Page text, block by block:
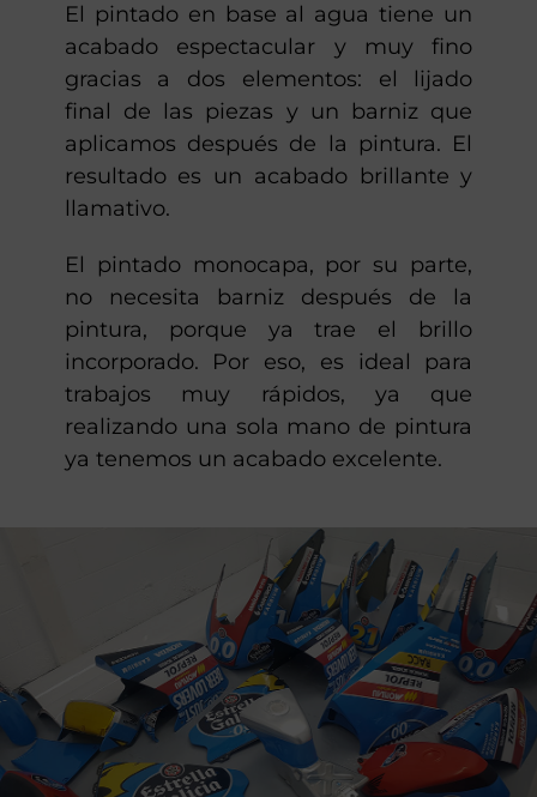
El pintado en base al agua tiene un
acabado espectacular y muy fino
gracias a dos elementos: el lijado
final de las piezas y un barniz que
aplicamos después de la pintura. El
resultado es un acabado brillante y
llamativo.
El pintado monocapa, por su parte,
no necesita barniz después de la
pintura, porque ya trae el brillo
incorporado. Por eso, es ideal para
trabajos muy rápidos, ya que
realizando una sola mano de pintura
ya tenemos un acabado excelente.